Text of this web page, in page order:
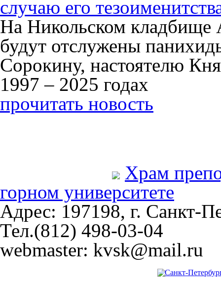
случаю его
На Никольском кладбище
будут отслужены
Сорокину, настоятелю
1997 – 2025 годах
прочитать новость
Храм
горном университете
Адрес: 197198, г. Санкт-
Тел.(812) 498-03-04
webmaster: kvsk@mail.ru